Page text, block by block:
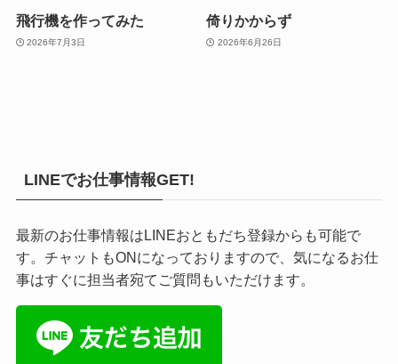
飛行機を作ってみた
2026年7月3日
倚りかからず
2026年6月26日
LINEでお仕事情報GET!
最新のお仕事情報はLINEおともだち登録からも可能で
す。チャットもONになっておりますので、気になるお仕
事はすぐに担当者宛てご質問もいただけます。